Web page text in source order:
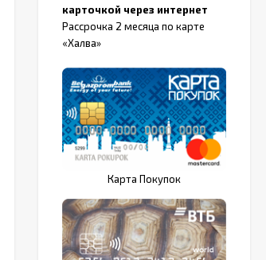
Подключение
Боковое
Количество
от 264 руб.
ПОДРОБНЕЕ КУПИТЬ
карточкой через интернет
Рассрочка 2 месяца по карте
«Халва»
Карта Покупок